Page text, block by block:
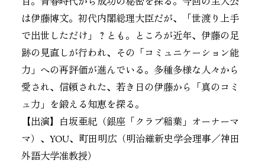
目。青春時代から成功の秘密を探る。今回の主人公
は伊藤博文。初代内閣総理大臣だが、「世渡り上手
で出世しただけ」？とも。ところが近年、伊藤の足
跡の見直しが行われ、その「コミュニケーション能
力」への再評価が進んでいる。多種多様な人々から
愛され、信頼された、若き日の伊藤から「真のコミ
ュ力」を鍛える知恵を探る。
【出演】白坂亜紀（銀座「クラブ稲葉」オーナーマ
マ）、YOU、町田明広（明治維新史学会理事／神田
外語大学准教授）